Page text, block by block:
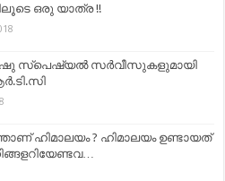
ഒരു യാത്ര !!
സ്പെഷ്യല്‍ സര്‍വീസുകളുമായി
ഹിമാലയം ? ഹിമാലയം ഉണ്ടായത്